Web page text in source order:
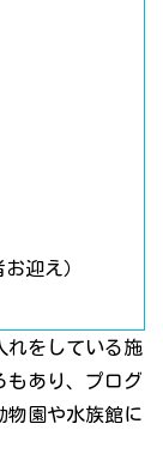
迎え）
れをしている施
もあり、プログ
物園や水族館に